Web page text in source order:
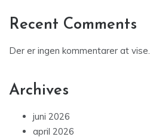
Recent Comments
Der er ingen kommentarer at vise.
Archives
juni 2026
april 2026